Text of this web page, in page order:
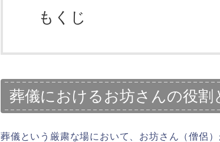
もくじ
葬儀におけるお坊さんの役割
葬儀という厳粛な場において、お坊さん（僧侶